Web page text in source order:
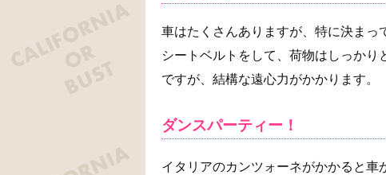
車はたくさんありますが、特に決まっ
シートベルトをして、荷物はしっか
ですが、結構な遠心力がかかります。
ダンスパーティー！
イタリアのカンツォーネがかかると車